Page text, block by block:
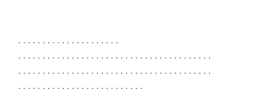
. . . . . . . . . . . . . . . . . . . . .
. . . . . . . . . . . . . . . . . . . . . . . . . . . . . . . . . . . . . . . .
. . . . . . . . . . . . . . . . . . . . . . . . . . . . . . . . . . . . . . . .
. . . . . . . . . . . . . . . . . . . . . . . . . .